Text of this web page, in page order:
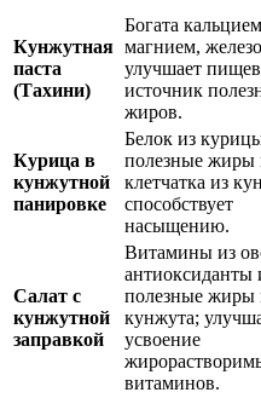
Кунжутная
паста
(Тахини)
Богата
магнием,
улучшает
источник
жиров.
Курица в
кунжутной
панировке
Белок из
полезные жиры
клетчатка из
способствует
насыщению.
Салат с
кунжутной
заправкой
Витамины из
антиоксиданты
полезные жиры
кунжута;
усвоение
витаминов.